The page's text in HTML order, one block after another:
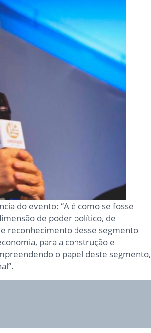
do evento: “A é como se fosse
de poder político, de
reconhecimento desse segmento
para a construção e
o papel deste segmento,